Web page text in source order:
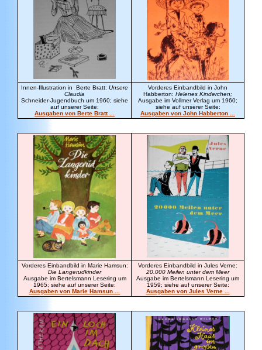
Innen-Illustration in Berte Bratt: Unsere
Claudia
Schneider-Jugendbuch um 1960; siehe
auf unserer Seite:
Ausgaben von Berte Bratt ...
Vorderes Einbandbild in John
Habberton: Helenes Kinderchen;
Ausgabe im Vollmer Verlag um 1960;
siehe auf unserer Seite:
Ausgaben von John Habberton ...
Vorderes Einbandbild in Marie Hamsun:
Die Langerudkinder
Ausgabe im Bertelsmann Lesering um
1965; siehe auf unserer Seite:
Ausgaben von Marie Hamsun ...
Vorderes Einbandbild in Jules Verne:
20.000 Meilen unter dem Meer
Ausgabe im Bertelsmann Lesering um
1959; siehe auf unserer Seite:
Ausgaben von Jules Verne ...